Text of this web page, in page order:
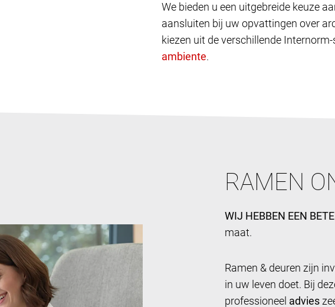
We bieden u een uitgebreide keuze
aansluiten bij uw opvattingen over
kiezen uit de verschillende
.
RAMEN
WIJ HEBBEN EEN
maat.
Ramen & deuren zijn
in uw leven doet. Bij
professioneel advies